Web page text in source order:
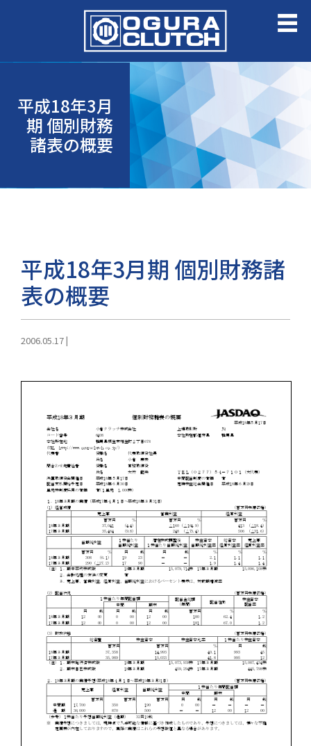
平成18年3月
期 個別財務
諸表の概要
平成18年3月期 個別財務諸
表の概要
2006.05.17|